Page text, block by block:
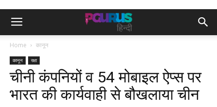
Home कानून
कानून रक्षा
चीनी कंपनियों व 54 मोबाइल ऐप्स पर
भारत की कार्यवाही से बौखलाया चीन